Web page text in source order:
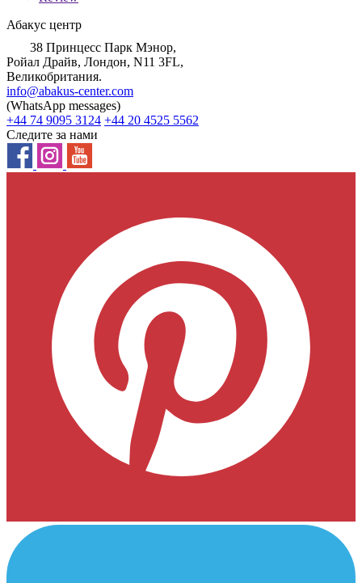
Абакус центр
38 Принцесс Парк Мэнор,
Ройал Драйв, Лондон, N11 3FL,
Великобритания.
info@abakus-center.com
(WhatsApp messages)
+44 74 9095 3124 +44 20 4525 5562
Следите за нами